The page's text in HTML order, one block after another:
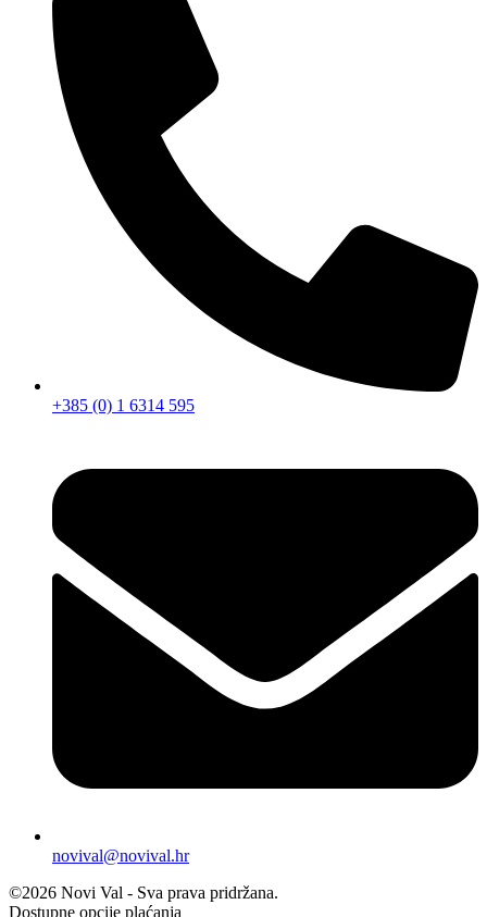
+385 (0) 1 6314 595
novival@novival.hr
©2026 Novi Val - Sva prava pridržana.
Dostupne opcije plaćanja